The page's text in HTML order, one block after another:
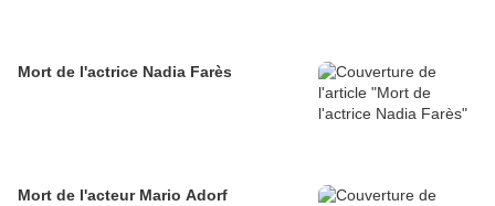
Mort de l'actrice Nadia Farès
Mort de l'acteur Mario Adorf